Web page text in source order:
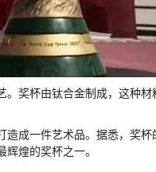
奖杯由钛合金制成，这种
成一件艺术品。据悉，奖
煌的奖杯之一。